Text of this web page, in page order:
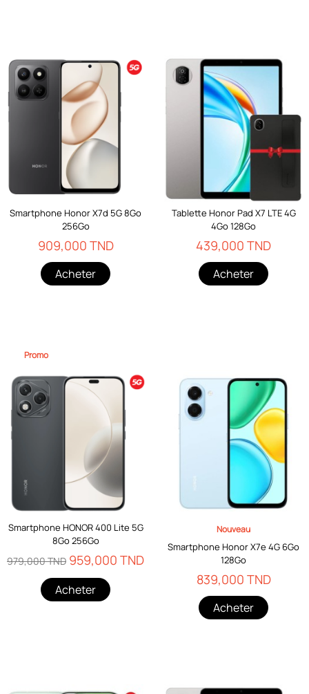
Smartphone Honor X7d 5G 8Go
256Go
909,000 TND
Acheter
Tablette Honor Pad X7 LTE 4G
4Go 128Go
439,000 TND
Acheter
Promo
Smartphone HONOR 400 Lite 5G
8Go 256Go
979,000 TND 959,000 TND
Acheter
Nouveau
Smartphone Honor X7e 4G 6Go
128Go
839,000 TND
Acheter